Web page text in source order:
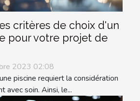
critères de choix d'un
pour votre projet de
2023 02:08
piscine requiert la considération
avec soin. Ainsi, le...